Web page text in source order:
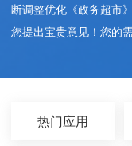
断调整优化《政务超市
您提出宝贵意见！您的
热门应用